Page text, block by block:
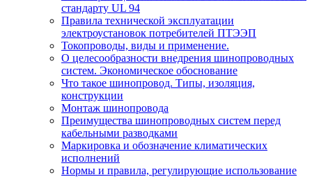
стандарту UL 94
Правила технической эксплуатации
электроустановок потребителей ПТЭЭП
Токопроводы, виды и применение.
О целесообразности внедрения шинопроводных
систем. Экономическое обоснование
Что такое шинопровод. Типы, изоляция,
конструкции
Монтаж шинопровода
Преимущества шинопроводных систем перед
кабельными разводками
Маркировка и обозначение климатических
исполнений
Нормы и правила, регулирующие использование